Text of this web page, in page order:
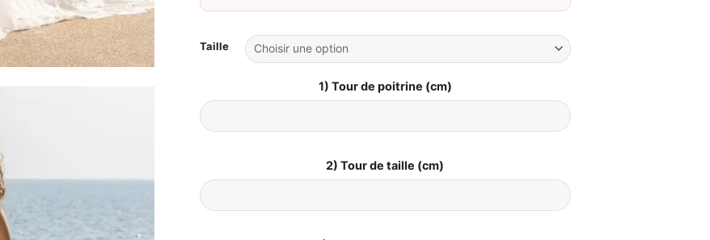
Taille
1) Tour de poitrine (cm)
2) Tour de taille (cm)